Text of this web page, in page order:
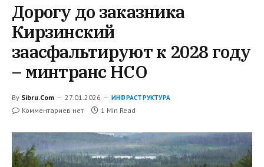
Дорогу до заказника
Кирзинский
заасфальтируют к 2028 году
– минтранс НСО
By Sibru.Com 27.01.2026 ИНФРАСТРУКТУРА
Комментариев нет 1 Min Read